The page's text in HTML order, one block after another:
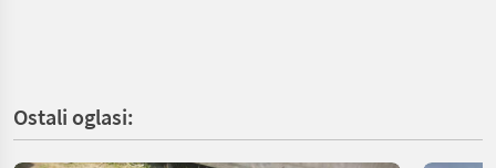
Ostali oglasi: